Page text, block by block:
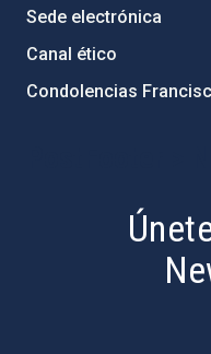
Sede electrónica
Canal ético
Condolencias